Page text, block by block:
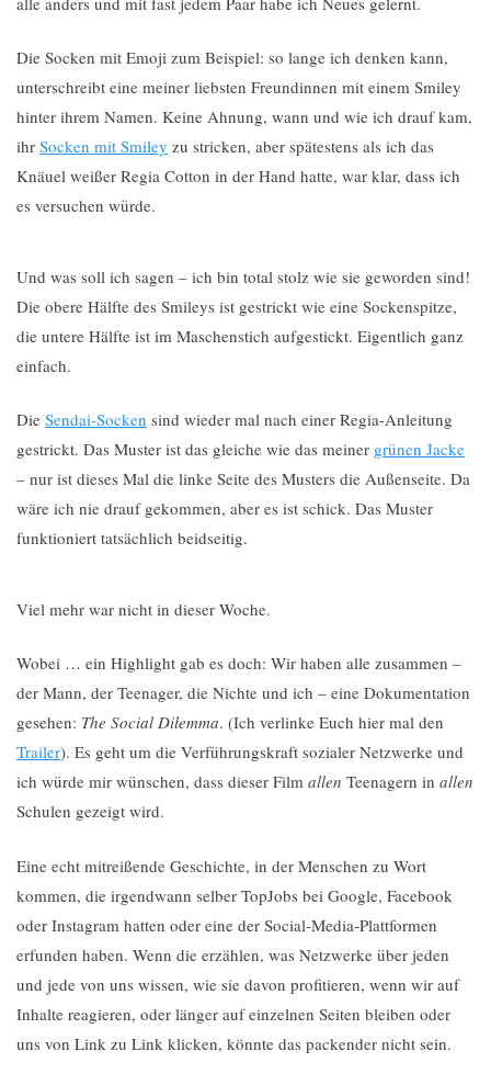
Die Socken mit Emoji zum Beispiel: so lange ich denken kann,
unterschreibt eine meiner liebsten Freundinnen mit einem Smiley
hinter ihrem Namen. Keine Ahnung, wann und wie ich drauf kam,
ihr Socken mit Smiley zu stricken, aber spätestens als ich das
Knäuel weißer Regia Cotton in der Hand hatte, war klar, dass ich
es versuchen würde.
Und was soll ich sagen – ich bin total stolz wie sie geworden sind!
Die obere Hälfte des Smileys ist gestrickt wie eine Sockenspitze,
die untere Hälfte ist im Maschenstich aufgestickt. Eigentlich ganz
einfach.
Die Sendai-Socken sind wieder mal nach einer Regia-Anleitung
gestrickt. Das Muster ist das gleiche wie das meiner grünen Jacke
– nur ist dieses Mal die linke Seite des Musters die Außenseite. Da
wäre ich nie drauf gekommen, aber es ist schick. Das Muster
funktioniert tatsächlich beidseitig.
Viel mehr war nicht in dieser Woche.
Wobei … ein Highlight gab es doch: Wir haben alle zusammen –
der Mann, der Teenager, die Nichte und ich – eine Dokumentation
gesehen: The Social Dilemma. (Ich verlinke Euch hier mal den
Trailer). Es geht um die Verführungskraft sozialer Netzwerke und
ich würde mir wünschen, dass dieser Film allen Teenagern in allen
Schulen gezeigt wird.
Eine echt mitreißende Geschichte, in der Menschen zu Wort
kommen, die irgendwann selber TopJobs bei Google, Facebook
oder Instagram hatten oder eine der Social-Media-Plattformen
erfunden haben. Wenn die erzählen, was Netzwerke über jeden
und jede von uns wissen, wie sie davon profitieren, wenn wir auf
Inhalte reagieren, oder länger auf einzelnen Seiten bleiben oder
uns von Link zu Link klicken, könnte das packender nicht sein.